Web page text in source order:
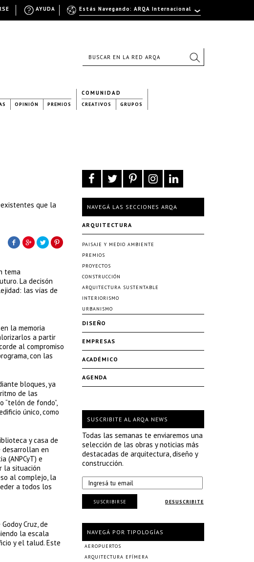
OPINIÓN PREMIOS
COMUNIDAD
CREATIVOS GRUPOS
que la
tema
La decisón
las vías de
la memoria
a partir
al compromiso
con las
bloques, ya
de las
de fondo”,
único, como
y casa de
desarrollan en
(ANPCyT) e
la situación
al complejo, la
a todos los
Cruz, de
la escala
y el talud. Este
NAVEGÁ LAS SECCIONES ARQA
ARQUITECTURA
PAISAJE Y MEDIO AMBIENTE
PREMIOS
PROYECTOS
CONSTRUCCIÓN
ARQUITECTURA SUSTENTABLE
INTERIORISMO
URBANISMO
DISEÑO
EMPRESAS
ACADÉMICO
AGENDA
SUSCRIBITE AL ARQA NEWS
Todas las semanas te enviaremos una
selección de las obras y noticias más
destacadas de arquitectura, diseño y
construcción.
DESUSCRIBITE
SUSCRIBIRSE
NAVEGÁ POR TIPOLOGÍAS
AEROPUERTOS
ARQUITECTURA EFÍMERA
Estás Navegando: ARQA Internacional
AYUDA